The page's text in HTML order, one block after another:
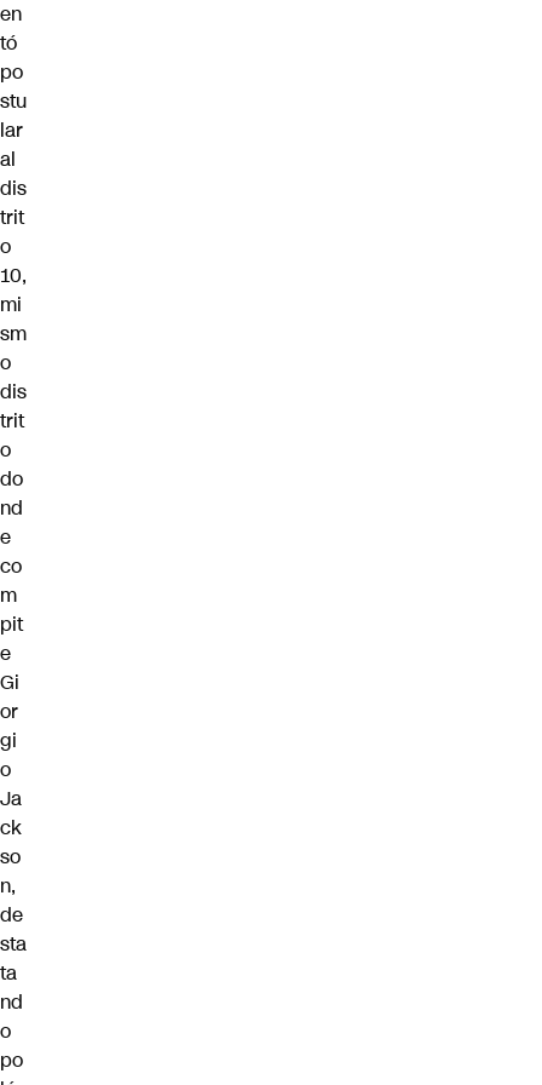
en
tó
po
stu
lar
al
dis
trit
o
10,
mi
sm
o
dis
trit
o
do
nd
e
co
m
pit
e
Gi
or
gi
o
Ja
ck
so
n,
de
sta
ta
nd
o
po